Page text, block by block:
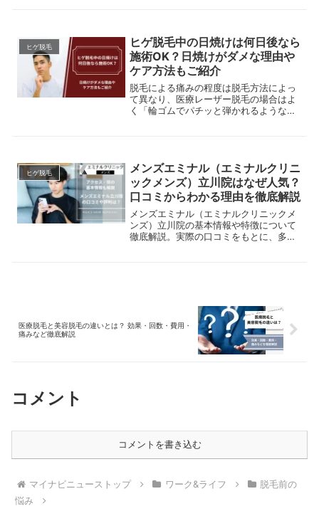
説。おすすめサロンやよくあるQ&Aも紹
ヒゲ脱毛
ヒゲ脱毛中の日焼けは何日後なら
施術OK？日焼けがダメな理由や
ケア方法もご紹介
脱毛による痛みの程度は脱毛方法によっ
て異なり、医療レーザー脱毛の場合はよ
く「輪ゴムでパチッと弾かれるような感
気がする」という感想も…。医療レーザ
ー脱毛の痛みは本当に耐えがたいものな
のでしょうか？また、施術を受けるごと
に痛みは増していくのでしょうか？本記
事では、脱毛方法の種類や仕組み、医療
レーザー脱毛の痛みが強い理由、男性が
痛みを感じやすい部位、そして回数を重
ヒゲ脱毛
メンズエミナル（エミナルクリニ
ックメンズ）立川院はなぜ人気？
口コミからわかる理由を徹底解説
メンズエミナル（エミナルクリニックメ
ンズ）立川院の基本情報や特徴について
徹底解説。実際の口コミをもとに、多く
医療脱毛と美容脱毛の違いとは？ 効果・回数・費用・
痛みなど徹底解説
コメント
コメントを書き込む
マイナビニューストップ ワーク&ライフ
脱毛前の
悩み